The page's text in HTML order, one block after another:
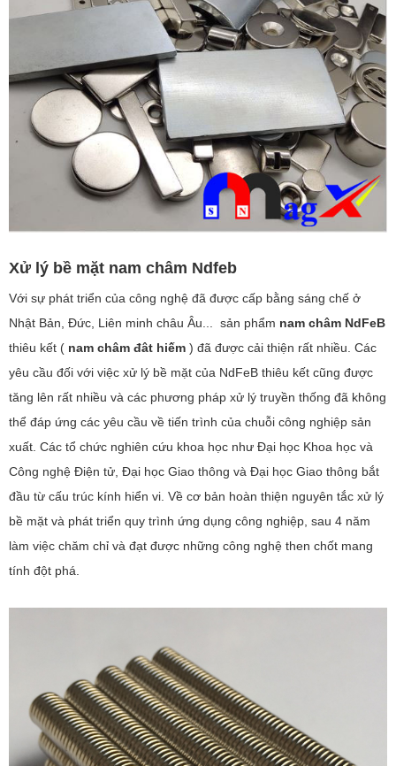
Xử lý bề mặt nam châm Ndfeb
Với sự phát triển của công nghệ đã được cấp bằng sáng chế ở
Nhật Bản, Đức, Liên minh châu Âu... sản phẩm nam châm NdFeB
thiêu kết ( nam châm đât hiếm ) đã được cải thiện rất nhiều. Các
yêu cầu đối với việc xử lý bề mặt của NdFeB thiêu kết cũng được
tăng lên rất nhiều và các phương pháp xử lý truyền thống đã không
thể đáp ứng các yêu cầu về tiến trình của chuỗi công nghiệp sản
xuất. Các tổ chức nghiên cứu khoa học như Đại học Khoa học và
Công nghệ Điện tử, Đại học Giao thông và Đại học Giao thông bắt
đầu từ cấu trúc kính hiển vi. Về cơ bản hoàn thiện nguyên tắc xử lý
bề mặt và phát triển quy trình ứng dụng công nghiệp, sau 4 năm
làm việc chăm chỉ và đạt được những công nghệ then chốt mang
tính đột phá.